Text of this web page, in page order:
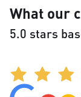
What our
5.0 stars